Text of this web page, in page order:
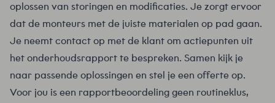
oplossen van storingen en modificaties. Je zorgt ervoor
dat de monteurs met de juiste materialen op pad gaan.
Je neemt contact op met de klant om actiepunten uit
het onderhoudsrapport te bespreken. Samen kijk je
naar passende oplossingen en stel je een offerte op.
Voor jou is een rapportbeoordeling geen routineklus,